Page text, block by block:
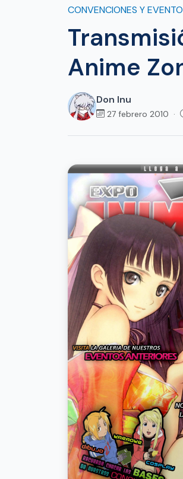
CONVENCIONES Y
Anime
Don Inu
27 febrero 2010 ·